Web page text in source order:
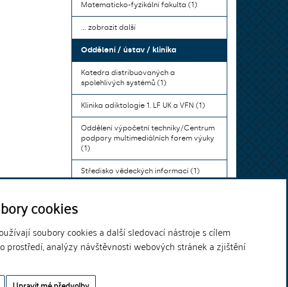
cookies
soubory cookies a další sledovací nástroje s cílem
prostředí, analýzy návštěvnosti webových stránek a zjištění
Matematicko-fyzikální fakulta (1)
... zobrazit další
Oddělení / ústav / klinika
Katedra distribuovaných a
spolehlivých systémů (1)
Klinika adiktologie 1. LF UK a VFN (1)
Oddělení výpočetní techniky/Centrum
podpory multimediálních forem výuky
(1)
Středisko vědeckých informací (1)